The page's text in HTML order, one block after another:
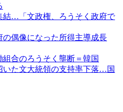
結…「文政権、ろうそく政府で
の偶像になった所得主導成長
組合のろうそく壟断＝韓国
いた文大統領の支持率下落…国